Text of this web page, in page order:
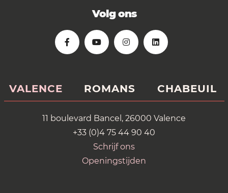
Volg ons
VALENCE ROMANS CHABEUIL
11 boulevard Bancel, 26000 Valence
+33 (0)4 75 44 90 40
Schrijf ons
Openingstijden